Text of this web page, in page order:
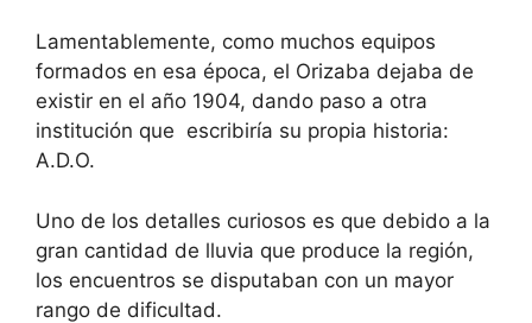
Lamentablemente, como muchos equipos
formados en esa época, el Orizaba dejaba de
existir en el año 1904, dando paso a otra
institución que escribiría su propia historia:
A.D.O.
Uno de los detalles curiosos es que debido a la
gran cantidad de lluvia que produce la región,
los encuentros se disputaban con un mayor
rango de dificultad.